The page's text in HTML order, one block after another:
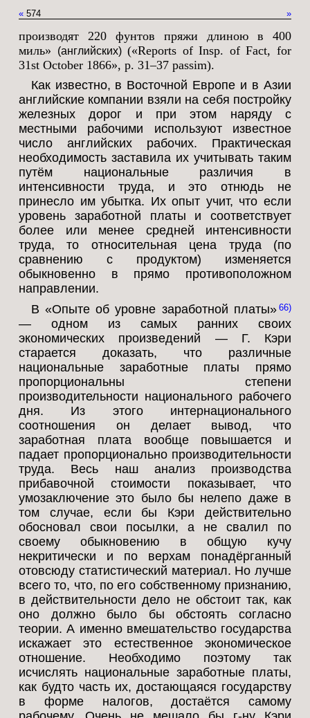
« »
574
производят 220 фунтов пряжи длиною в 400
миль»
(английских)(«Reports of Insp. of Fact, for
31st October 1866», p. 31–37 passim).
Как известно, в Восточной Европе и в Азии
английские компании взяли на себя постройку
железных дорог и при этом наряду с
местными рабочими используют известное
число английских рабочих. Практическая
необходимость заставила их учитывать таким
путём национальные различия в
интенсивности труда, и это отнюдь не
принесло им убытка. Их опыт учит, что если
уровень заработной платы и соответствует
более или менее средней интенсивности
труда, то относительная цена труда (по
сравнению с продуктом) изменяется
обыкновенно в прямо противоположном
направлении.
В «Опыте об уровне заработной платы» 66
— одном из самых ранних своих
экономических произведений — Г. Кэри
старается доказать, что различные
национальные заработные платы прямо
пропорциональны степени
производительности национального рабочего
дня. Из этого интернационального
соотношения он делает вывод, что
заработная плата вообще повышается и
падает пропорционально производительности
труда. Весь наш анализ производства
прибавочной стоимости показывает, что
умозаключение это было бы нелепо даже в
том случае, если бы Кэри действительно
обосновал свои посылки, а не свалил по
своему обыкновению в общую кучу
некритически и по верхам понадёрганный
отовсюду статистический материал. Но лучше
всего то, что, по его собственному признанию,
в действительности дело не обстоит так, как
оно должно было бы обстоять согласно
теории. А именно вмешательство государства
искажает это естественное экономическое
отношение. Необходимо поэтому так
исчислять национальные заработные платы,
как будто часть их, достающаяся государству
в форме налогов, достаётся самому